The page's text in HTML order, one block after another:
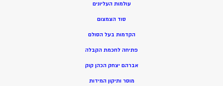
עולמות העליונים
סוד הצמצום
הקדמות בעל הסולם
פתיחה לחכמת הקבלה
אברהם יצחק הכהן קוק
מוסר ותיקון המידות